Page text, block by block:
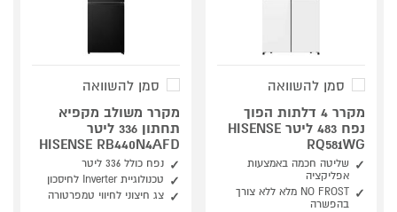
סמן להשוואה
מקרר 4 דלתות הפוך
נפח 483 ליטר HISENSE
RQ581WG
שליטה חכמה באמצעות
אפליקציה
NO FROST מלא ללא צורך
בהפשרה
סמן להשוואה
מקרר משולב מקפיא
תחתון 336 ליטר
HISENSE RB440N4AFD
נפח כולל 336 ליטר
טכנולוגיית Inverter לחיסכון
צג חיצוני לחיווי טמפרטורה